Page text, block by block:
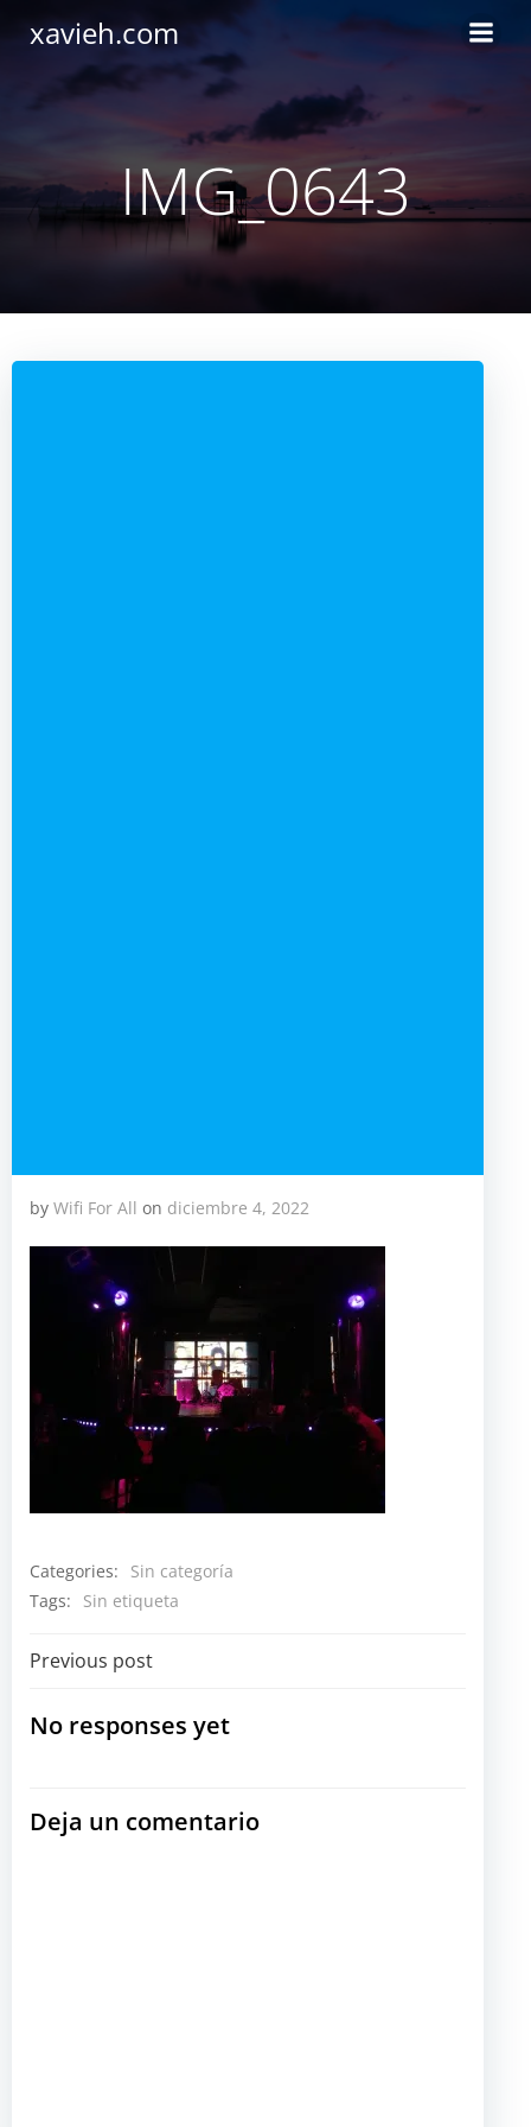
xavieh.com
IMG_0643
by Wifi For All on diciembre 4, 2022
Categories:
Sin categoría
Tags:
Sin etiqueta
Navegación
por
entradas
Previous post
No responses yet
Deja un comentario